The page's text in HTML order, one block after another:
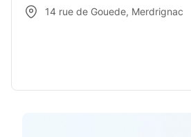
14 rue de Gouede, Merdrignac